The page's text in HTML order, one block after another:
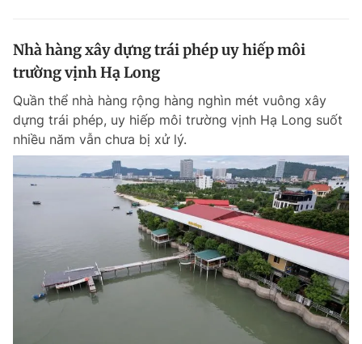
Nhà hàng xây dựng trái phép uy hiếp môi
trường vịnh Hạ Long
Quần thể nhà hàng rộng hàng nghìn mét vuông xây
dựng trái phép, uy hiếp môi trường vịnh Hạ Long suốt
nhiều năm vẫn chưa bị xử lý.